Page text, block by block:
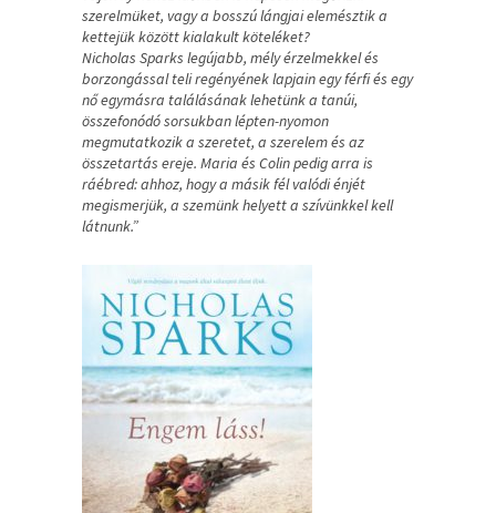
szerelmüket, vagy a bosszú lángjai elemésztik a
kettejük között kialakult köteléket?
Nicholas Sparks legújabb, mély érzelmekkel és
borzongással teli regényének lapjain egy férfi és egy
nő egymásra találásának lehetünk a tanúi,
összefonódó sorsukban lépten-nyomon
megmutatkozik a szeretet, a szerelem és az
összetartás ereje. Maria és Colin pedig arra is
ráébred: ahhoz, hogy a másik fél valódi énjét
megismerjük, a szemünk helyett a szívünkkel kell
látnunk.”